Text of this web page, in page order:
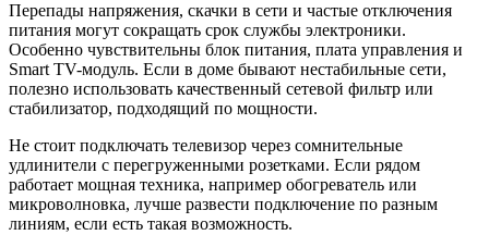
Перепады напряжения, скачки в сети и частые отключения
питания могут сокращать срок службы электроники.
Особенно чувствительны блок питания, плата управления и
Smart TV-модуль. Если в доме бывают нестабильные сети,
полезно использовать качественный сетевой фильтр или
стабилизатор, подходящий по мощности.
Не стоит подключать телевизор через сомнительные
удлинители с перегруженными розетками. Если рядом
работает мощная техника, например обогреватель или
микроволновка, лучше развести подключение по разным
линиям, если есть такая возможность.